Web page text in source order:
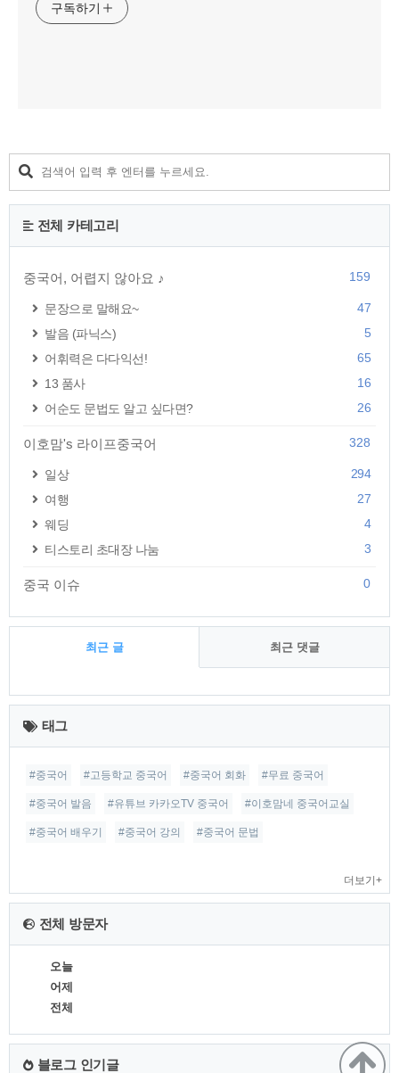
구독하기
전체 카테고리
중국어, 어렵지 않아요 ♪ 159
문장으로 말해요~
47
발음 (파닉스)
5
어휘력은 다다익선!
65
13 품사
16
어순도 문법도 알고 싶다면?
26
이호맘's 라이프중국어 328
일상
294
여행
27
웨딩
4
티스토리 초대장 나눔
3
중국 이슈 0
최근 글 최근 댓글
최
근
글
태그
#중국어 #고등학교 중국어 #중국어 회화 #무료 중국어
#중국어 발음 #유튜브 카카오TV 중국어 #이호맘네 중국어교실
#중국어 배우기 #중국어 강의 #중국어 문법
더보기+
전체 방문자
오늘
어제
전체
블로그 인기글